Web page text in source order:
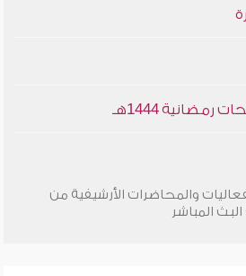
1444هـ
والمحاضرات الأرشيفية من
المباشر